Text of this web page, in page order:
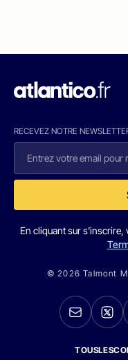
RECEVEZ NOTRE
En cliquant sur s'inscrire,
© 2026 Talmont